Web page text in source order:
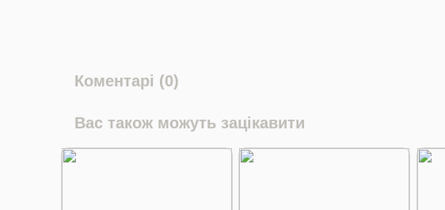
Коментарі (0)
Вас також можуть зацікавити